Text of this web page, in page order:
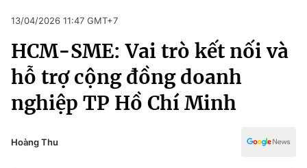
Chuyên mục
Chính trị
Xã hội
Pháp luật
Pháp luật
Kinh tế
Thể thao
Truyền hình
Văn hóa - Giải trí
Y tế
13/04/2026 11:47 GMT+7
HCM-SME: Vai trò kết nối và
hỗ trợ cộng đồng doanh
nghiệp TP Hồ Chí Minh
Hoàng Thu